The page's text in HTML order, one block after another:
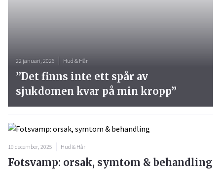
22 januari, 2026 Hud & Hår
”Det finns inte ett spår av
sjukdomen kvar på min kropp”
19 december, 2025 Hud & Hår
Fotsvamp: orsak, symtom & behandling